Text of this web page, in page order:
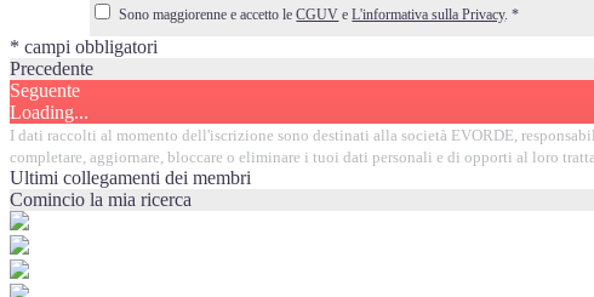
Sono maggiorenne e accetto leCGUV eL'informativa sulla Privacy.*
* campi obbligatori
Precedente
Seguente
Loading...
I dati raccolti al momento dell'iscrizione sono destinati alla società EVORDE,
completare, aggiornare, bloccare o eliminare i tuoi dati personali e di opporti al loro
Ultimi collegamenti dei membri
Comincio la mia ricerca